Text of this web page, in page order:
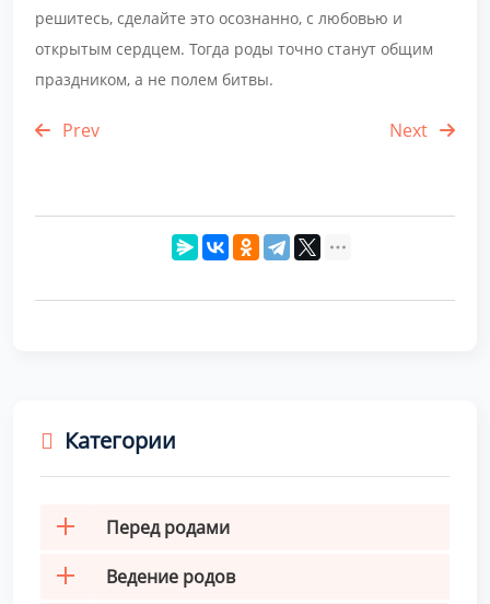
решитесь, сделайте это осознанно, с любовью и
открытым сердцем. Тогда роды точно станут общим
праздником, а не полем битвы.
Prev Next
Категории
Перед родами
Ведение родов